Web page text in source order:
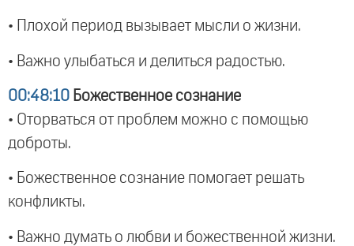
• Плохой период вызывает мысли о жизни.
• Важно улыбаться и делиться радостью.
00:48:10 Божественное сознание
• Оторваться от проблем можно с помощью
доброты.
• Божественное сознание помогает решать
конфликты.
• Важно думать о любви и божественной жизни.